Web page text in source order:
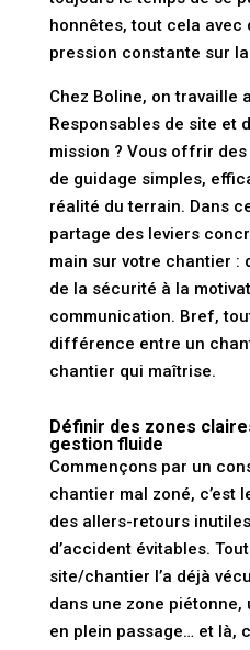
honnêtes, tout cela avec
pression constante sur
Chez Boline, on travaille
Responsables de site et
mission ? Vous offrir
de guidage simples,
réalité du terrain. Dans
partage des leviers
main sur votre chantier :
de la sécurité à la
communication. Bref,
différence entre un
chantier qui maîtrise.
Définir des zones
gestion fluide
Commençons par un
chantier mal zoné, c’est
des allers-retours
d’accident évitables. Tout
site/chantier l’a déjà
dans une zone
en plein passage… et là,